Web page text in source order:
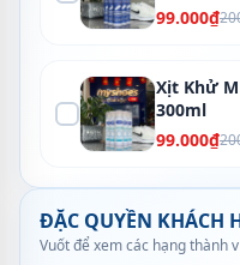
99.000₫
Xịt Khử
300ml
99.000₫
ĐẶC QUYỀN KHÁCH
Vuốt để xem các hạng thành